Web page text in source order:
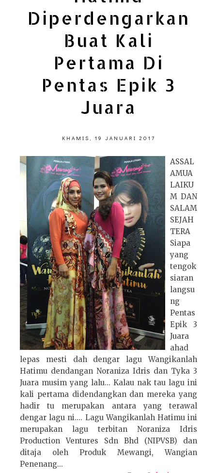
Diperdengarkan
Buat Kali
Pertama Di
Pentas Epik 3
Juara
KHAMIS, 19 JANUARI 2017
ASSAL
AMUA
LAIKU
M DAN
SALAM
SEJAH
TERA
Siapa
yang
tengok
siaran
langsu
ng
Pentas
Epik 3
Juara
ahad
lepas mesti dah dengar lagu Wangikanlah
Hatimu dendangan Noraniza Idris dan Tyka 3
Juara musim yang lalu... Kalau nak tau lagu ini
kali pertama didendangkan dan mereka yang
hadir tu merupakan antara yang terawal
dengar lagu ni.... Lagu Wangikanlah Hatimu ini
merupakan lagu terbitan Noraniza Idris
Production Ventures Sdn Bhd (NIPVSB) dan
ditaja oleh Produk Mewangi, Wangian
Penenang...